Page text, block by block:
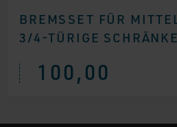
BREMSSET FÜR
3/4-TÜRIGE SCHRÄNKE
100,00